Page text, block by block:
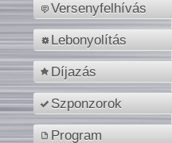
Versenyfelhívás
Lebonyolítás
Díjazás
Szponzorok
Program